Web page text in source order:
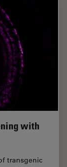
with
transgenic